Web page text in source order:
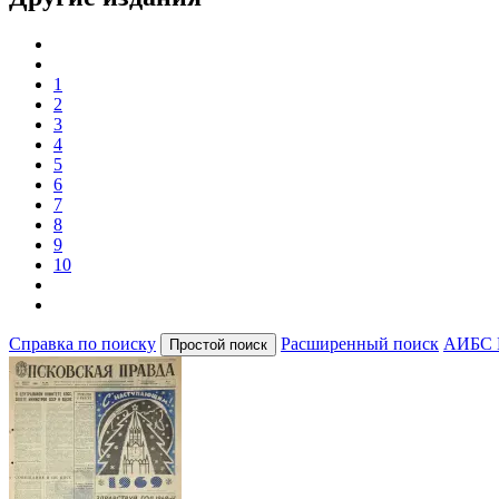
1
2
3
4
5
6
7
8
9
10
Справка по поиску Расширенный поиск АИБС